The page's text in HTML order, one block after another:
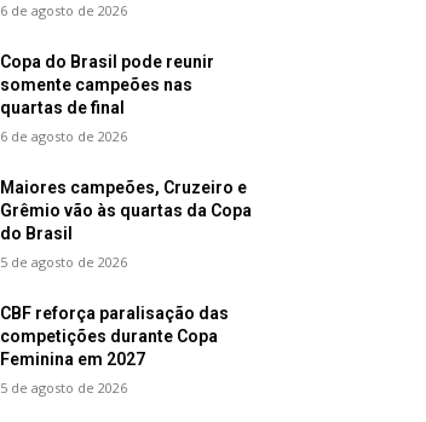
6 de agosto de 2026
Copa do Brasil pode reunir
somente campeões nas
quartas de final
6 de agosto de 2026
Maiores campeões, Cruzeiro e
Grêmio vão às quartas da Copa
do Brasil
5 de agosto de 2026
CBF reforça paralisação das
competições durante Copa
Feminina em 2027
5 de agosto de 2026